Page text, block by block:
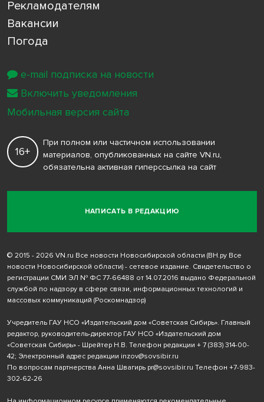
Рекламодателям
Вакансии
Погода
НАПИСАТЬ В РЕДАКЦИЮ
16+
При полном или частичном использовании
материалов, опубликованных на сайте VN.ru,
обязательна активная гиперссылка на сайт
© 2015 - 2026 VN.ru Все новости Новосибирской области (ВН.ру Все
новости Новосибирской области) - сетевое издание. Свидетельство о
регистрации СМИ ЭЛ № ФС 77-66488 от 14.07.2016 выдано Федеральной
службой по надзору в сфере связи, информационных технологий и
массовых коммуникаций (Роскомнадзор)
Учредитель ГАУ НСО «Издательский дом «Советская Сибирь». Главный
редактор, руководитель-директор ГАУ НСО «Издательский дом
«Советская Сибирь» - Шрейтер Н.В. Телефон редакции + 7 (383) 314-00-
42; Электронный адрес редакции inzov@sovsibir.ru
По вопросам партнерства Анна Швагирь pr@sovsibir.ru Телефон +7-983-
302-62-26
e-mail подписка на новости
Включить уведомления
Мобильная версия сайта